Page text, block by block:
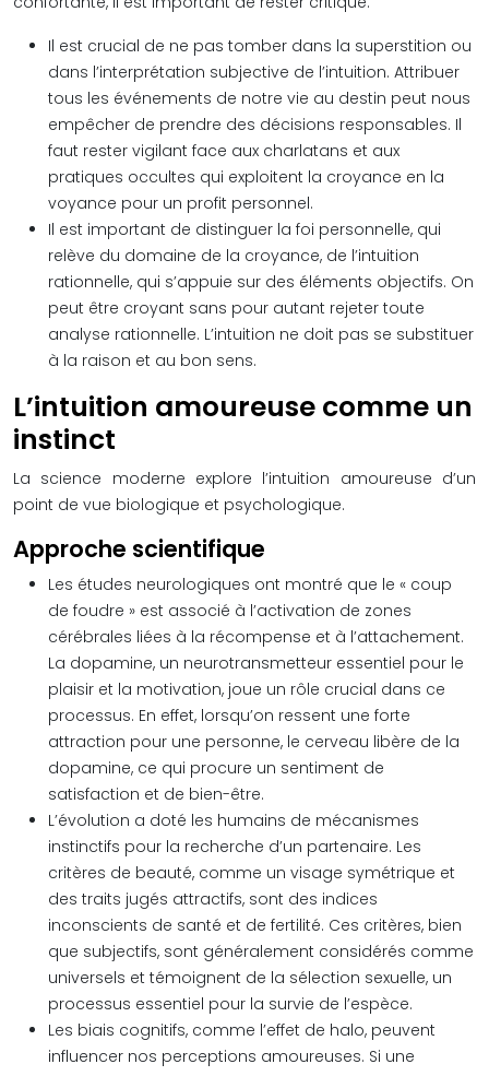
Il est crucial de ne pas tomber dans la superstition ou
dans l’interprétation subjective de l’intuition. Attribuer
tous les événements de notre vie au destin peut nous
empêcher de prendre des décisions responsables. Il
faut rester vigilant face aux charlatans et aux
pratiques occultes qui exploitent la croyance en la
voyance pour un profit personnel.
Il est important de distinguer la foi personnelle, qui
relève du domaine de la croyance, de l’intuition
rationnelle, qui s’appuie sur des éléments objectifs. On
peut être croyant sans pour autant rejeter toute
analyse rationnelle. L’intuition ne doit pas se substituer
à la raison et au bon sens.
L’intuition amoureuse comme un
instinct
La science moderne explore l’intuition amoureuse d’un
point de vue biologique et psychologique.
Approche scientifique
Les études neurologiques ont montré que le « coup
de foudre » est associé à l’activation de zones
cérébrales liées à la récompense et à l’attachement.
La dopamine, un neurotransmetteur essentiel pour le
plaisir et la motivation, joue un rôle crucial dans ce
processus. En effet, lorsqu’on ressent une forte
attraction pour une personne, le cerveau libère de la
dopamine, ce qui procure un sentiment de
satisfaction et de bien-être.
L’évolution a doté les humains de mécanismes
instinctifs pour la recherche d’un partenaire. Les
critères de beauté, comme un visage symétrique et
des traits jugés attractifs, sont des indices
inconscients de santé et de fertilité. Ces critères, bien
que subjectifs, sont généralement considérés comme
universels et témoignent de la sélection sexuelle, un
processus essentiel pour la survie de l’espèce.
Les biais cognitifs, comme l’effet de halo, peuvent
influencer nos perceptions amoureuses. Si une